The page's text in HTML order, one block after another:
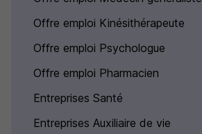
Offre emploi Kinésithérapeute
Offre emploi Psychologue
Offre emploi Pharmacien
Entreprises Santé
Entreprises Auxiliaire de vie